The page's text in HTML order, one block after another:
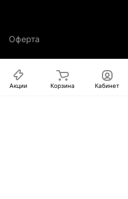
Оферта
Акции Корзина Кабинет